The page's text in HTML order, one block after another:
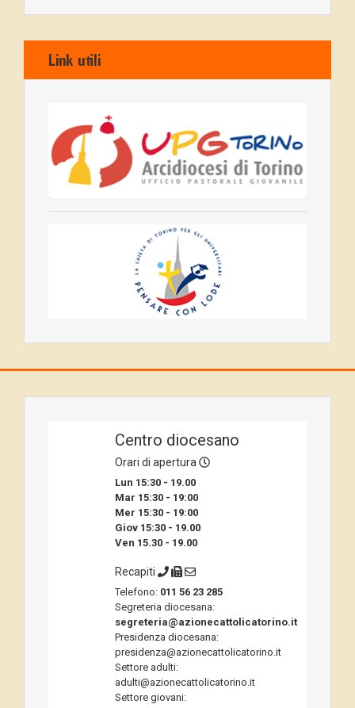
Link utili
Centro diocesano
Orari di apertura
Lun 15:30 - 19.00
Mar 15:30 - 19:00
Mer 15:30 - 19:00
Giov 15:30 - 19.00
Ven 15.30 - 19.00
Recapiti
Telefono: 011 56 23 285
Segreteria diocesana:
segreteria@azionecattolicatorino.it
Presidenza diocesana:
presidenza@azionecattolicatorino.it
Settore adulti:
adulti@azionecattolicatorino.it
Settore giovani: